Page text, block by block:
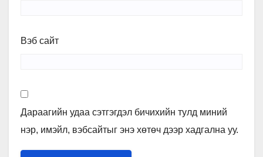
Вэб сайт
Дараагийн удаа сэтгэгдэл бичихийн тулд миний
нэр, имэйл, вэбсайтыг энэ хөтөч дээр хадгална уу.